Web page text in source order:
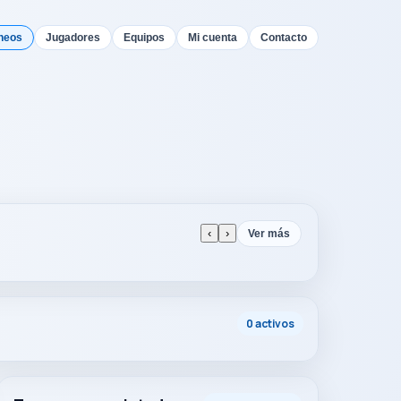
Jugadores Equipos Mi cuenta Contacto
‹ › Ver más
0 activos